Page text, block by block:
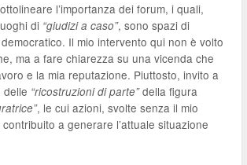
l’importanza dei forum, i quali,
di “giudizi a caso”, sono spazi di
Il mio intervento qui non è volto
ma a fare chiarezza su una vicenda che
e la mia reputazione. Piuttosto, invito a
delle “ricostruzioni di parte”della figura
, le cui azioni, svolte senza il mio
a generare l’attuale situazione